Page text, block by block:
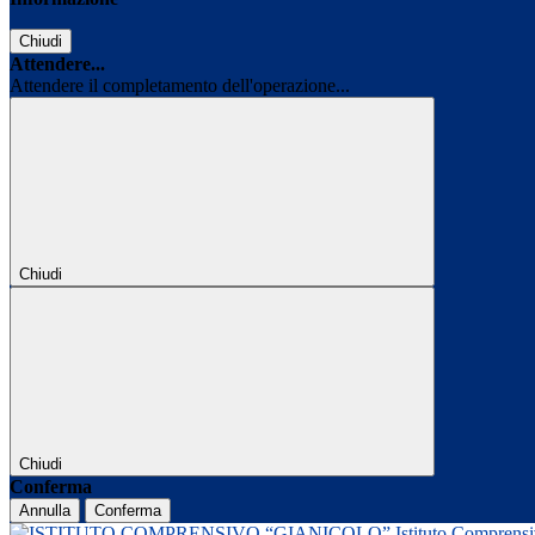
Chiudi
Attendere...
Attendere il completamento dell'operazione...
Chiudi
Chiudi
Conferma
Annulla Conferma